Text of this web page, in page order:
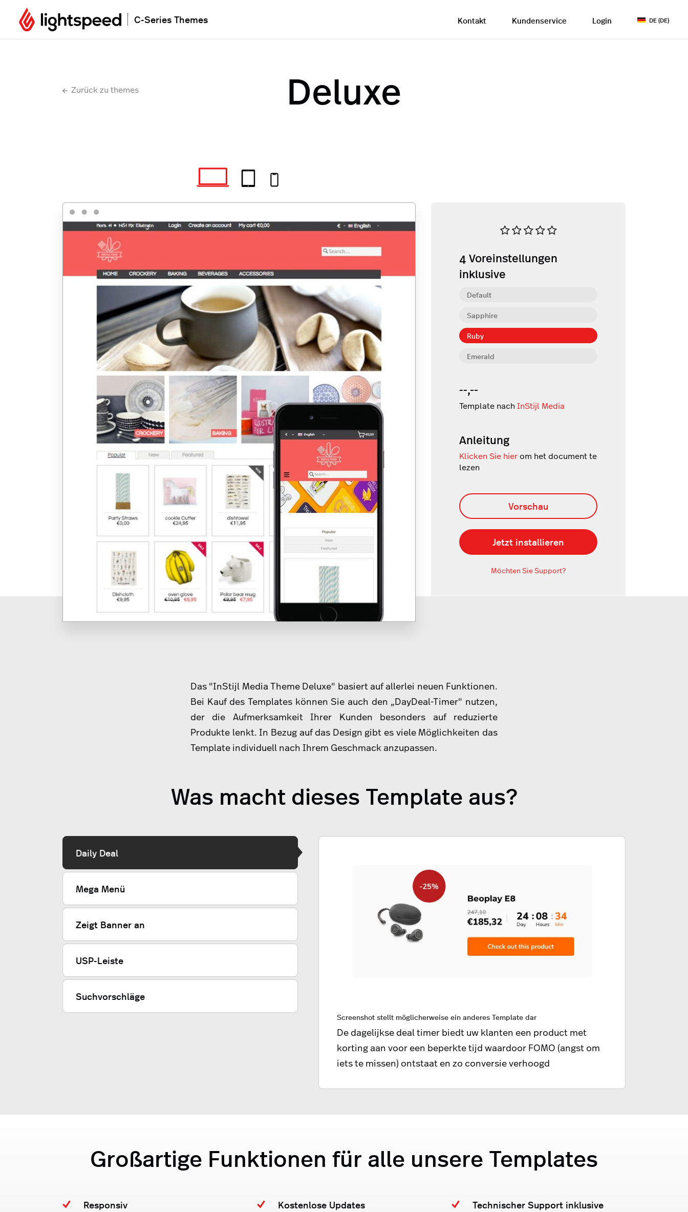
C-Series Themes Kontakt Kundenservice Login DE (DE)
Zurück zu themes Deluxe
4Voreinstellungen
inklusive
Sapphire
Ruby
Emerald
Default
--,--
Template nachInStijl Media
Anleitung
Klicken Sie hier om het document te
lezen
Vorschau
Jetzt installieren
Möchten Sie Support?
Das "InStijl Media Theme Deluxe" basiert auf allerlei neuen Funktionen.
Bei Kauf des Templates können Sie auch den „DayDeal-Timer" nutzen,
der die Aufmerksamkeit Ihrer Kunden besonders auf reduzierte
Produkte lenkt. In Bezug auf das Design gibt es viele Möglichkeiten das
Template individuell nach Ihrem Geschmack anzupassen.
Was macht dieses Template aus?
Daily Deal
Mega Menü
Zeigt Banner an
USP-Leiste
Suchvorschläge
Screenshot stellt möglicherweise ein anderes Template dar
De dagelijkse deal timer biedt uw klanten een product met
korting aan voor een beperkte tijd waardoor FOMO (angst om
iets te missen) ontstaat en zo conversie verhoogd
Großartige Funktionen für alle unsere Templates
Responsiv Kostenlose Updates Technischer Support inklusive